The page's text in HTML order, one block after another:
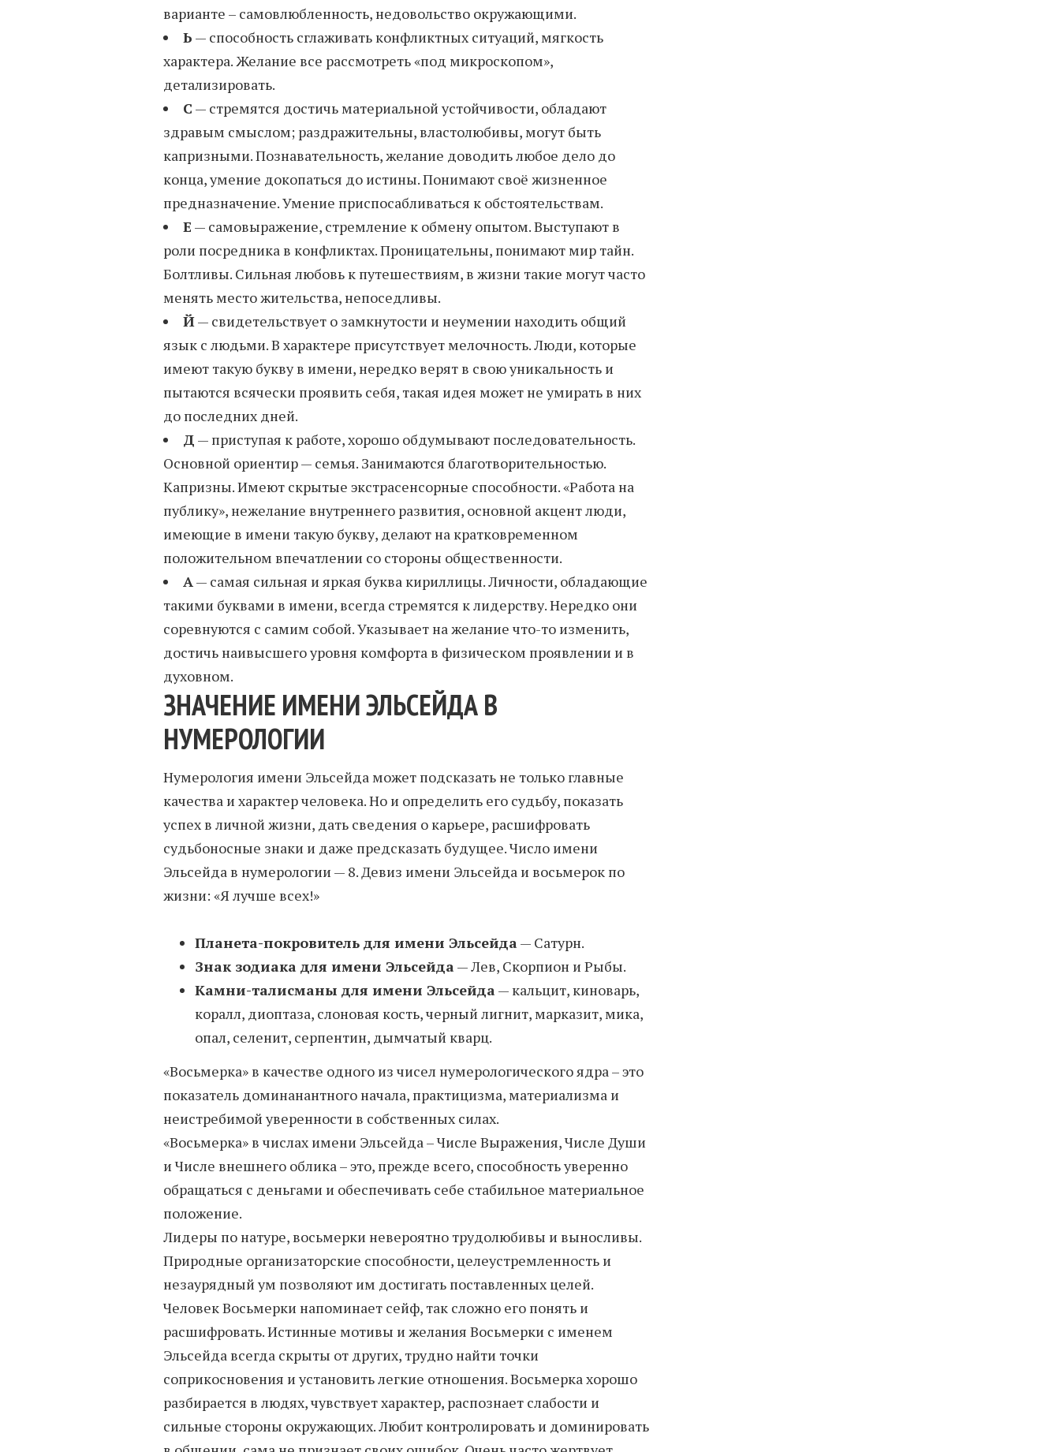
варианте – самовлюбленность, недовольство окружающими.
Ь — способность сглаживать конфликтных ситуаций, мягкость
характера. Желание все рассмотреть «под микроскопом»,
детализировать.
С — стремятся достичь материальной устойчивости, обладают
здравым смыслом; раздражительны, властолюбивы, могут быть
капризными. Познавательность, желание доводить любое дело до
конца, умение докопаться до истины. Понимают своё жизненное
предназначение. Умение приспосабливаться к обстоятельствам.
Е — самовыражение, стремление к обмену опытом. Выступают в
роли посредника в конфликтах. Проницательны, понимают мир тайн.
Болтливы. Сильная любовь к путешествиям, в жизни такие могут часто
менять место жительства, непоседливы.
Й— свидетельствует о замкнутости и неумении находить общий
язык с людьми. В характере присутствует мелочность. Люди, которые
имеют такую букву в имени, нередко верят в свою уникальность и
пытаются всячески проявить себя, такая идея может не умирать в них
до последних дней.
Д — приступая к работе, хорошо обдумывают последовательность.
Основной ориентир — семья. Занимаются благотворительностью.
Капризны. Имеют скрытые экстрасенсорные способности. «Работа на
публику», нежелание внутреннего развития, основной акцент люди,
имеющие в имени такую букву, делают на кратковременном
положительном впечатлении со стороны общественности.
А — самая сильная и яркая буква кириллицы. Личности, обладающие
такими буквами в имени, всегда стремятся к лидерству. Нередко они
соревнуются с самим собой. Указывает на желание что-то изменить,
достичь наивысшего уровня комфорта в физическом проявлении и в
духовном.
ЗНАЧЕНИЕ ИМЕНИ ЭЛЬСЕЙДА В
НУМЕРОЛОГИИ
Нумерология имени Эльсейда может подсказать не только главные
качества и характер человека. Но и определить его судьбу, показать
успех в личной жизни, дать сведения о карьере, расшифровать
судьбоносные знаки и даже предсказать будущее. Число имени
Эльсейда в нумерологии — 8. Девиз имени Эльсейда и восьмерок по
жизни: «Я лучше всех!»
Планета-покровитель для имени Эльсейда — Сатурн.
Знак зодиака для имени Эльсейда — Лев, Скорпион и Рыбы.
Камни-талисманы для имени Эльсейда — кальцит, киноварь,
коралл, диоптаза, слоновая кость, черный лигнит, марказит, мика,
опал, селенит, серпентин, дымчатый кварц.
«Восьмерка» в качестве одного из чисел нумерологического ядра – это
показатель доминанантного начала, практицизма, материализма и
неистребимой уверенности в собственных силах.
«Восьмерка» в числах имени Эльсейда – Числе Выражения, Числе Души
и Числе внешнего облика – это, прежде всего, способность уверенно
обращаться с деньгами и обеспечивать себе стабильное материальное
положение.
Лидеры по натуре, восьмерки невероятно трудолюбивы и выносливы.
Природные организаторские способности, целеустремленность и
незаурядный ум позволяют им достигать поставленных целей.
Человек Восьмерки напоминает сейф, так сложно его понять и
расшифровать. Истинные мотивы и желания Восьмерки с именем
Эльсейда всегда скрыты от других, трудно найти точки
соприкосновения и установить легкие отношения. Восьмерка хорошо
разбирается в людях, чувствует характер, распознает слабости и
сильные стороны окружающих. Любит контролировать и доминировать